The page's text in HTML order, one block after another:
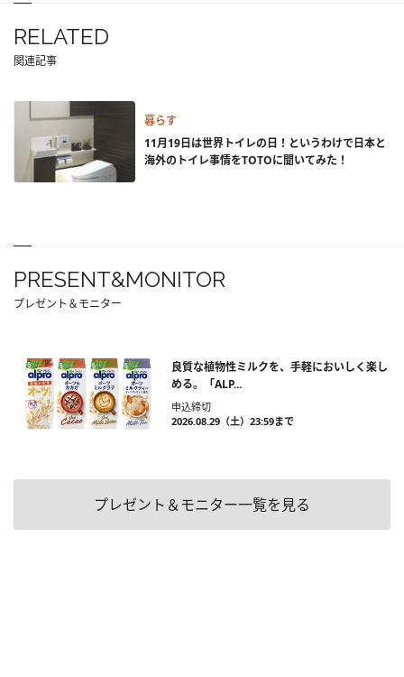
RELATED
関連記事
暮らす
11月19日は世界トイレの日！というわけで日本と
海外のトイレ事情をTOTOに聞いてみた！
PRESENT&MONITOR
プレゼント＆モニター
良質な植物性ミルクを、手軽においしく楽し
める。「ALP...
申込締切
2026.08.29（土）23:59まで
プレゼント＆モニター一覧を見る